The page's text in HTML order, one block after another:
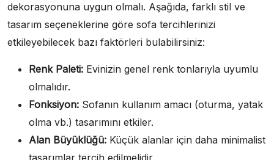
dekorasyonuna uygun olmalı. Aşağıda, farklı stil ve
tasarım seçeneklerine göre sofa tercihlerinizi
etkileyebilecek bazı faktörleri bulabilirsiniz:
Renk Paleti: Evinizin genel renk tonlarıyla uyumlu
olmalıdır.
Fonksiyon: Sofanın kullanım amacı (oturma, yatak
olma vb.) tasarımını etkiler.
Alan Büyüklüğü: Küçük alanlar için daha minimalist